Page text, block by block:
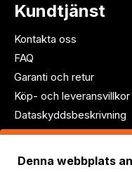
Kundtjänst
Kontakta oss
FAQ
Garanti och retur
Köp- och leveransvillkor
Dataskyddsbeskrivning
Följ oss!
Denna webbplats